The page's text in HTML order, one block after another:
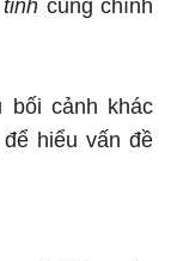
cũng chính
bối cảnh khác
hiểu vấn đề